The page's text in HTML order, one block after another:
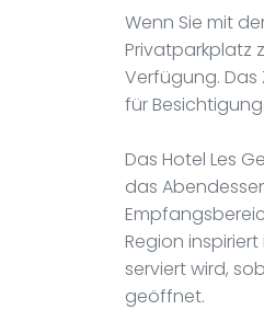
Wenn Sie mit
Privatparkplatz
Verfügung.
für
Das Hotel Les
das
Region
serviert wird,
geöffnet.